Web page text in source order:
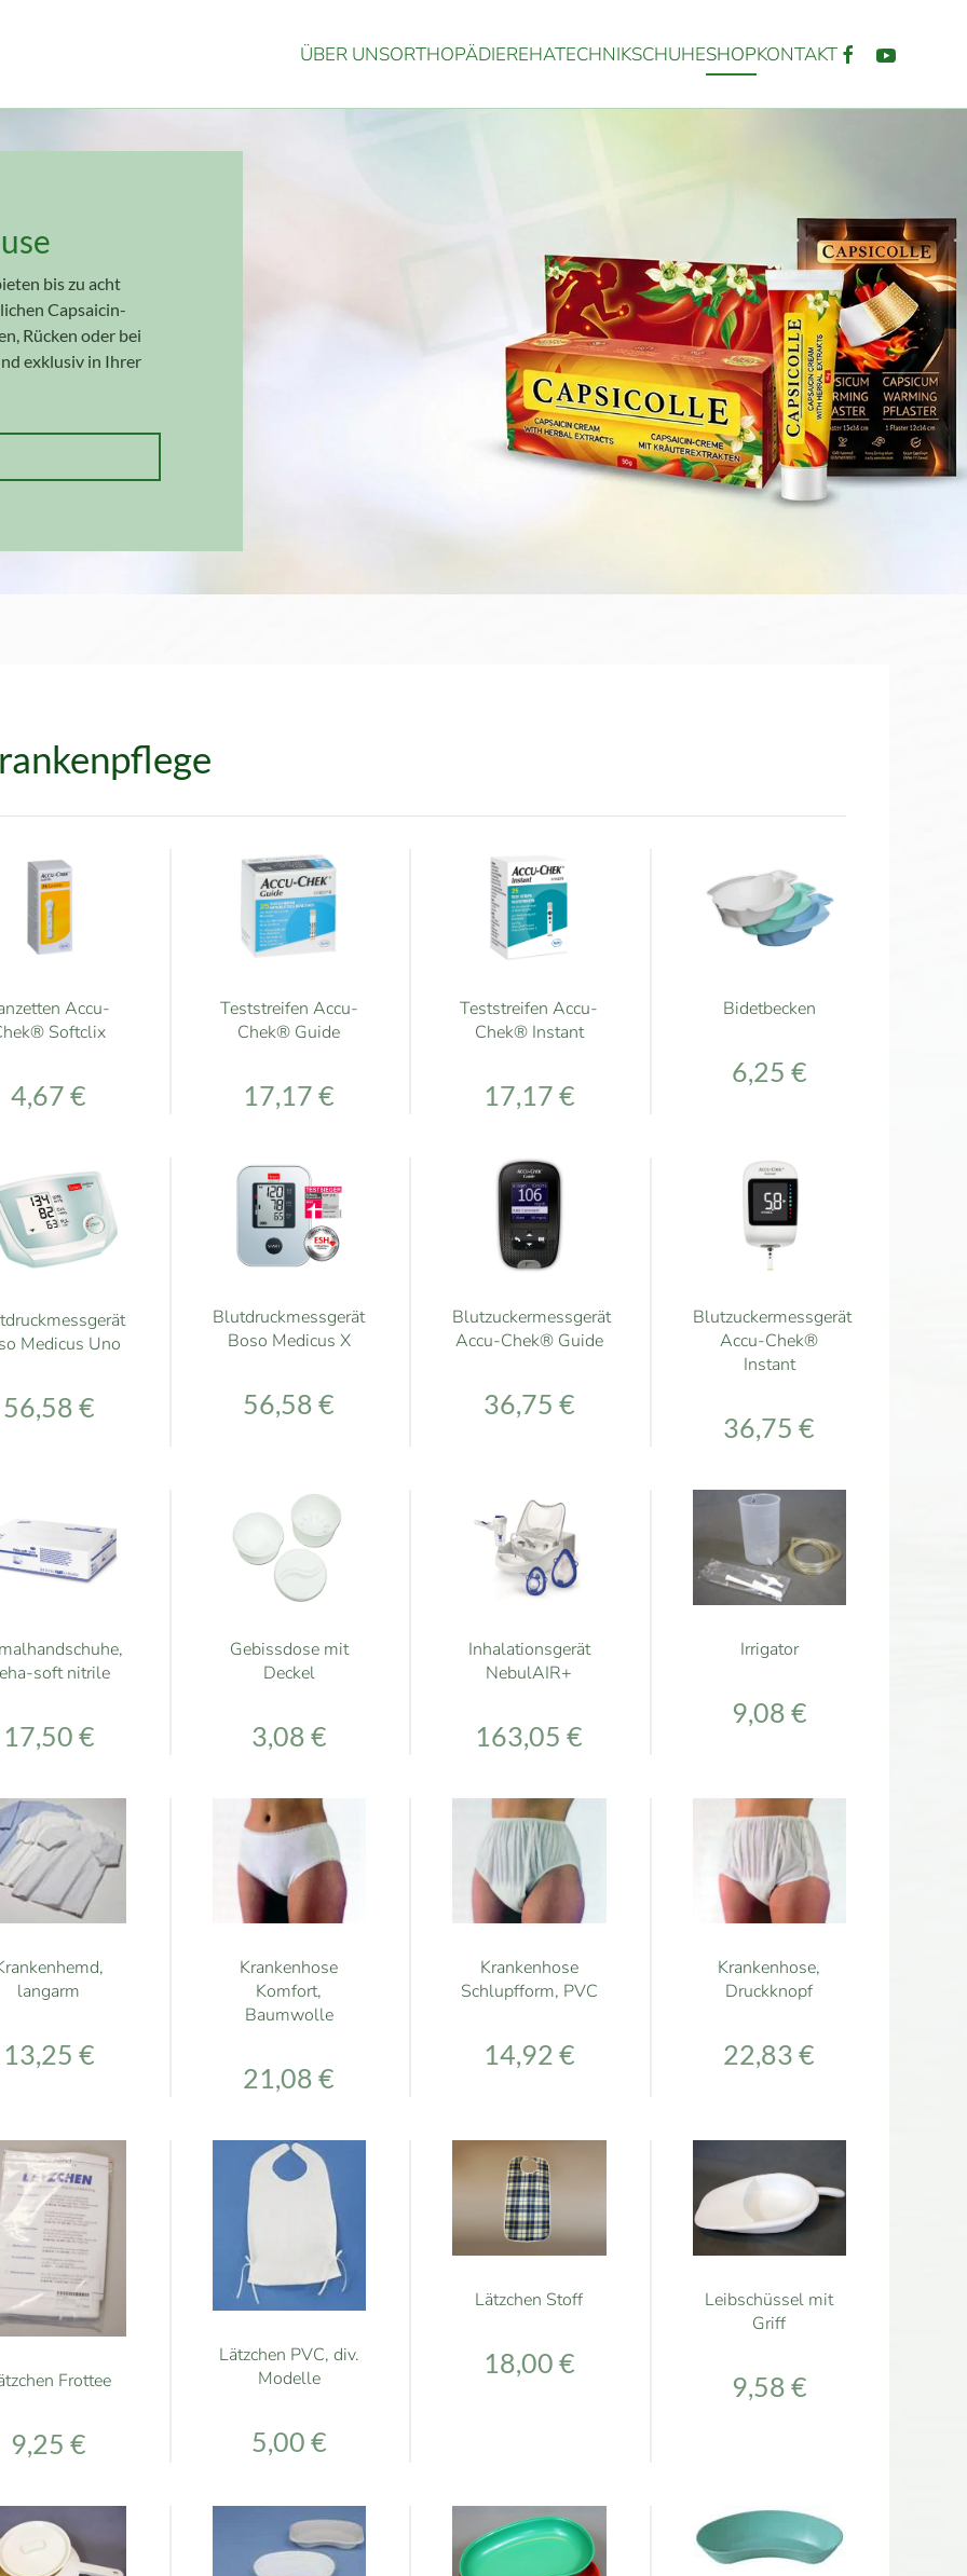
ÜBER UNSORTHOPÄDIEREHATECHNIKSCHUHESHOPKONTAKT
bis zu acht
Capsaicin-
Rücken oder bei
exklusiv in Ihrer
Accu-
Softclix
4,67 €
Teststreifen Accu-
Chek® Guide
17,17 €
Teststreifen Accu-
Chek® Instant
17,17 €
Bidetbecken
6,25 €
Medicus Uno
56,58 €
Blutdruckmessgerät
Boso Medicus X
56,58 €
Blutzuckermessgerät
Accu-Chek® Guide
36,75 €
Blutzuckermessgerät
Accu-Chek®
Instant
36,75 €
soft nitrile
17,50 €
Gebissdose mit
Deckel
3,08 €
Inhalationsgerät
NebulAIR+
163,05 €
Irrigator
9,08 €
langarm
13,25 €
Krankenhose
Komfort,
Baumwolle
21,08 €
Krankenhose
Schlupfform, PVC
14,92 €
Krankenhose,
Druckknopf
22,83 €
Frottee
9,25 €
Lätzchen PVC, div.
Modelle
5,00 €
Lätzchen Stoff
18,00 €
Leibschüssel mit
Griff
9,58 €